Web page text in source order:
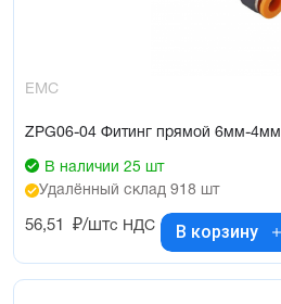
EMC
ZPG06-04 Фитинг прямой 6мм-4мм
В наличии 25 шт
Удалённый склад 918 шт
56,51 ₽/штс НДС В корзину